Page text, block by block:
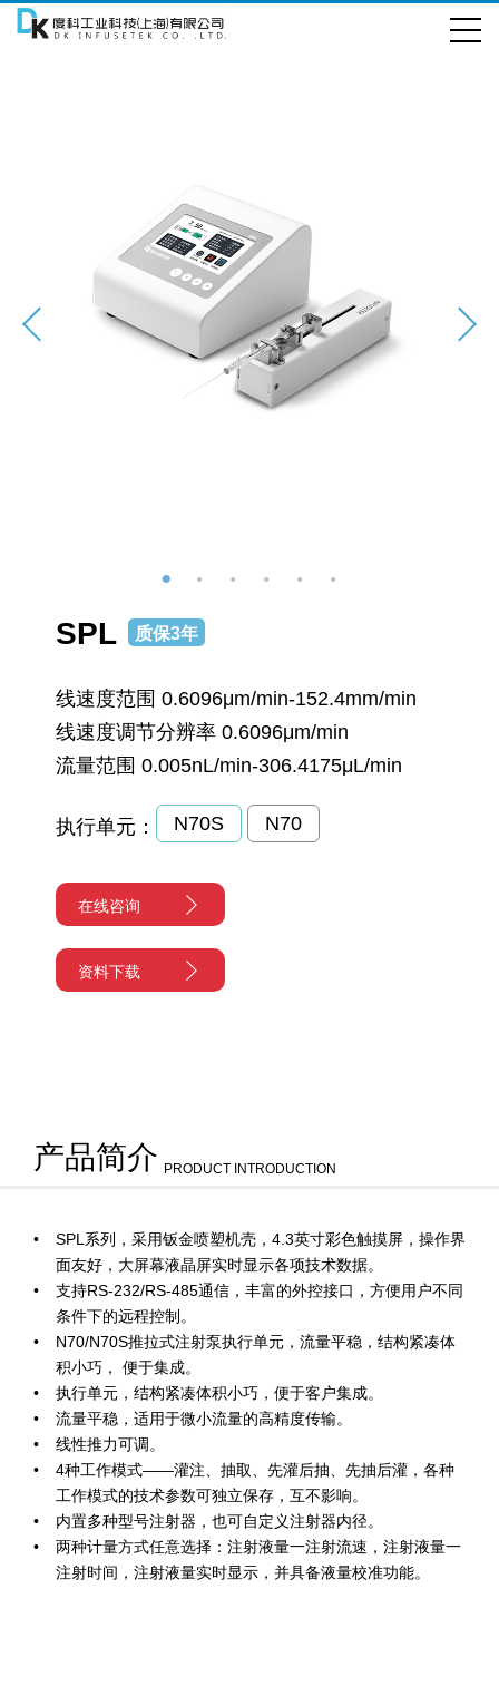
SPL 质保3年
线速度范围 0.6096μm/min-152.4mm/min
线速度调节分辨率 0.6096μm/min
流量范围 0.005nL/min-306.4175μL/min
执行单元： N70S N70
在线咨询
资料下载
产品简介 PRODUCT INTRODUCTION
SPL系列，采用钣金喷塑机壳，4.3英寸彩色触摸屏，操作界
面友好，大屏幕液晶屏实时显示各项技术数据。
支持RS-232/RS-485通信，丰富的外控接口，方便用户不同
条件下的远程控制。
N70/N70S推拉式注射泵执行单元，流量平稳，结构紧凑体
积小巧， 便于集成。
执行单元，结构紧凑体积小巧，便于客户集成。
流量平稳，适用于微小流量的高精度传输。
线性推力可调。
4种工作模式——灌注、抽取、先灌后抽、先抽后灌，各种
工作模式的技术参数可独立保存，互不影响。
内置多种型号注射器，也可自定义注射器内径。
两种计量方式任意选择：注射液量一注射流速，注射液量一
注射时间，注射液量实时显示，并具备液量校准功能。